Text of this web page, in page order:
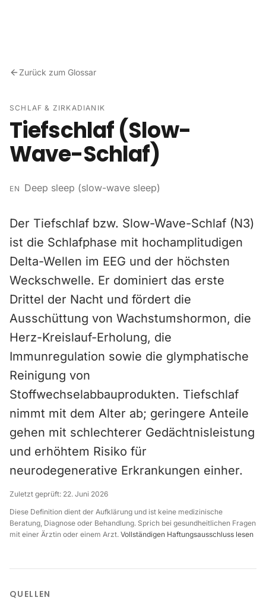
Zurück zum Glossar
SCHLAF & ZIRKADIANIK
Tiefschlaf (Slow-
Wave-Schlaf)
EN Deep sleep (slow-wave sleep)
Der Tiefschlaf bzw. Slow-Wave-Schlaf (N3)
ist die Schlafphase mit hochamplitudigen
Delta-Wellen im EEG und der höchsten
Weckschwelle. Er dominiert das erste
Drittel der Nacht und fördert die
Ausschüttung von Wachstumshormon, die
Herz-Kreislauf-Erholung, die
Immunregulation sowie die glymphatische
Reinigung von
Stoffwechselabbauprodukten. Tiefschlaf
nimmt mit dem Alter ab; geringere Anteile
gehen mit schlechterer Gedächtnisleistung
und erhöhtem Risiko für
neurodegenerative Erkrankungen einher.
Zuletzt geprüft: 22. Juni 2026
Diese Definition dient der Aufklärung und ist keine medizinische
Beratung, Diagnose oder Behandlung. Sprich bei gesundheitlichen Fragen
mit einer Ärztin oder einem Arzt. Vollständigen Haftungsausschluss lesen
QUELLEN